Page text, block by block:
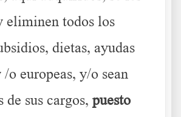
eliminen todos los
dietas, ayudas
/o europeas, y/o sean
de sus cargos, puesto